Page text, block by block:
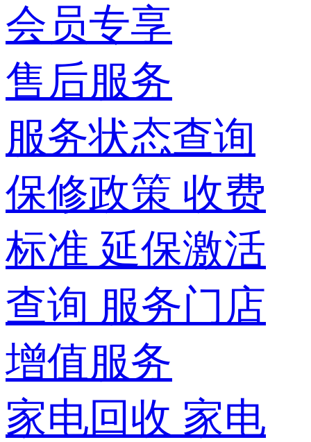
会员专享
售后服务
服务状态查询
保修政策 收费
标准 延保激活
查询 服务门店
增值服务
家电回收 家电